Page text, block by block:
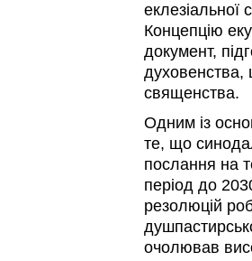
еклезіальної
Концепцію
документ,
духовенства,
священства.
Одним із
те, що
послання на
період до
резолюцій
очолював